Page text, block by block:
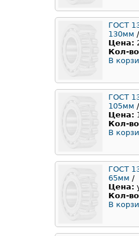
ГОСТ
130мм /
Цена:
Кол-
В
ГОСТ
105мм /
Цена:
Кол-
В
ГОСТ
65мм /
Цена:
Кол-
В